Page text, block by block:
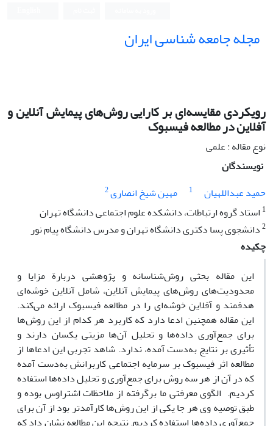
مجله جامعه شناسی ایران
رویکردی مقایسه‌ای بر کارایی روش‌های پیمایش آنلاین و
آفلاین در مطالعه فیسبوک
نوع مقاله : علمی
نویسندگان
حمید عبداللهیان
1 مهین شیخ انصاری2
1 استاد گروه ارتباطات، دانشکده علوم اجتماعی دانشگاه تهران
2دانشجوی پسا دکتری دانشگاه تهران و مدرس دانشگاه پیام نور
چکیده
این مقاله بحثی روش‌شناسانه و پژوهشی دربارة مزایا و
محدودیت‌های روش‌های پیمایش آنلاین، شامل آنلاین خوشه‌ای
هدفمند و آفلاین خوشه‌ای را در مطالعه فیسبوک ارائه می‌کند.
این مقاله همچنین ادعا دارد که کاربرد هر کدام از این روش‌ها
برای جمع‌آوری داده‌ها و تحلیل آن‌ها مزیتی یکسان دارند و
تأثیری بر نتایج به‌دست آمده، ندارد. شاهد تجربی این ادعاها از
مطالعه اثر فیسبوک بر سرمایه اجتماعی کاربرانش به‌دست آمده
که در آن از هر سه روش برای جمع‌آوری و تحلیل داده‌ها استفاده
کردیم. الگوی معرفتی ما برگرفته از ملاحظات اشتراوس بوده و
طبق توصیه وی هر جا یکی از این روش‌ها کارآمدتر بود از آن برای
جمع‌آوری داده‌ها استفاده کردیم. نتیجه این مطالعه نشان داد که